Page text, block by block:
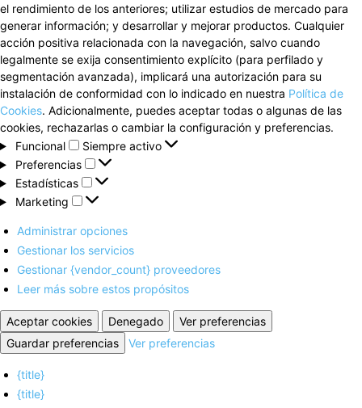
el rendimiento de los anteriores; utilizar estudios de mercado para
generar información; y desarrollar y mejorar productos. Cualquier
acción positiva relacionada con la navegación, salvo cuando
legalmente se exija consentimiento explícito (para perfilado y
segmentación avanzada), implicará una autorización para su
instalación de conformidad con lo indicado en nuestra Política de
Cookies. Adicionalmente, puedes aceptar todas o algunas de las
cookies, rechazarlas o cambiar la configuración y preferencias.
Funcional
Funcional
Siempre activo
Preferencias
Preferencias
Estadísticas
Estadísticas
Marketing
Marketing
Administrar opciones
Gestionar los servicios
Gestionar {vendor_count} proveedores
Leer más sobre estos propósitos
Aceptar cookies Denegado
Ver preferencias
Guardar preferencias
Ver preferencias
{title}
{title}